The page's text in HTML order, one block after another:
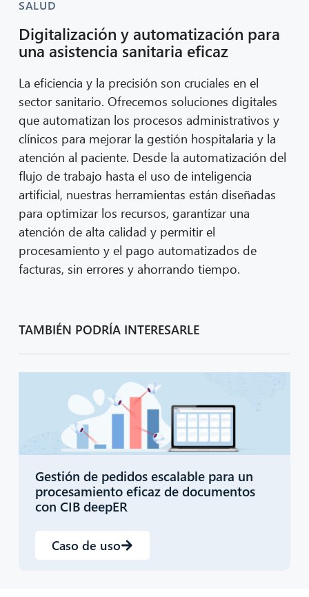
SALUD
Digitalización y automatización para
una asistencia sanitaria eficaz
La eficiencia y la precisión son cruciales en el
sector sanitario. Ofrecemos soluciones digitales
que automatizan los procesos administrativos y
clínicos para mejorar la gestión hospitalaria y la
atención al paciente. Desde la automatización del
flujo de trabajo hasta el uso de inteligencia
artificial, nuestras herramientas están diseñadas
para optimizar los recursos, garantizar una
atención de alta calidad y permitir el
procesamiento y el pago automatizados de
facturas, sin errores y ahorrando tiempo.
TAMBIÉN PODRÍA INTERESARLE
Gestión de pedidos escalable para un
procesamiento eficaz de documentos
con CIB deepER
Caso de uso